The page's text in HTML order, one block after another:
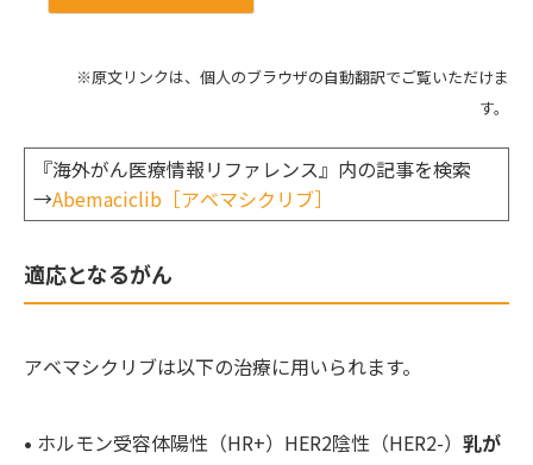
※原文リンクは、個人のブラウザの自動翻訳でご覧いただけま
す。
『海外がん医療情報リファレンス』内の記事を検索
→Abemaciclib［アベマシクリブ］
適応となるがん
アベマシクリブは以下の治療に用いられます。
• ホルモン受容体陽性（HR+）HER2陰性（HER2-） 乳が